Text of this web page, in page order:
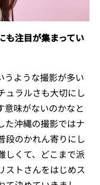
も注目が集まってい
ような撮影が多い
ュラルさも大切にし
意味がないのかなと
た沖縄の撮影ではナ
段のかれん寄りにし
しくて、どこまで派
ストさんをはじめス